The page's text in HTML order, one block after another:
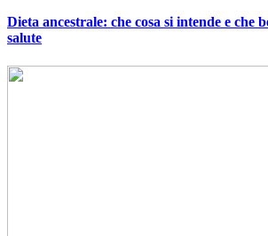
Dieta ancestrale: che cosa si intende e che
salute